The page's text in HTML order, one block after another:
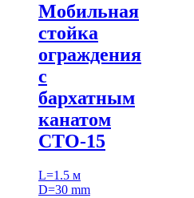
Мобильная
стойка
ограждения
с
бархатным
канатом
СТО-15
L=1.5 м
D=30 mm